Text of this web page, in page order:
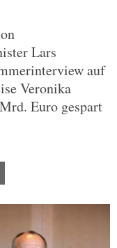
Lars
auf
Veronika
Euro gespart